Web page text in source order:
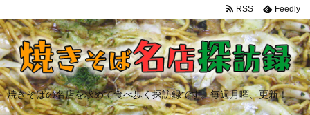
焼きそばの名店を求めて食べ歩く探訪録です。毎週月曜、更新！
RSS Feedly